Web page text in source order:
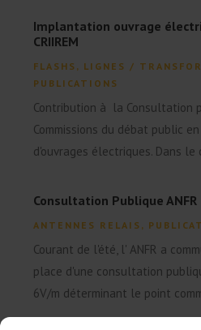
Implantation ouvrage
CRIIREM
FLASHS , LIGNES /
PUBLICATIONS
Contribution à la Consultation
Commissions du débat public
d'ouvrages électriques. Dans le
Consultation Publique ANFR
ANTENNES RELAIS ,
Courant de l'été, l' ANFR a
place d'une consultation
6V/m déterminant le point